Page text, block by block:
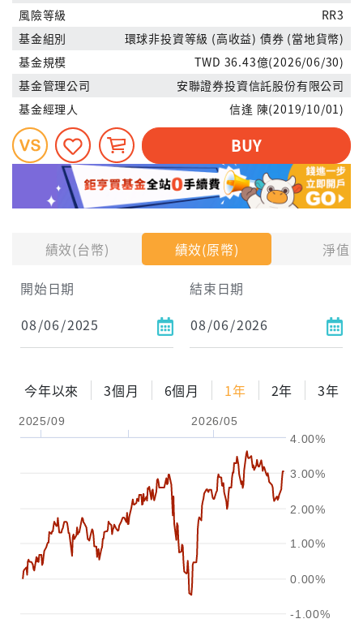
績效(台幣) 績效(原幣)
淨值
開始日期
結束日期
今年以來 3個月 6個月 1年 2年 3年
2025/09 2026/05
-1.00%
0.00%
1.00%
2.00%
3.00%
4.00%
風險等級
RR3
基金組別
環球非投資等級 (高收益) 債券 (當地貨幣)
基金規模
TWD 36.43億(2026/06/30)
基金管理公司
安聯證券投資信託股份有限公司
基金經理人
信逢 陳(2019/10/01)
BUY